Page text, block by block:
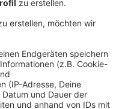
Polizei ab
oder bei der
sind acht